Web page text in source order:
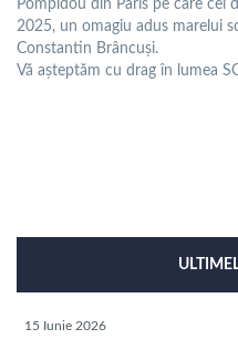
Pompidou din Paris pe care cei
2025, un omagiu adus marelui
Constantin Brâncuși.
Vă așteptăm cu drag în lumea
15 Iunie 2026